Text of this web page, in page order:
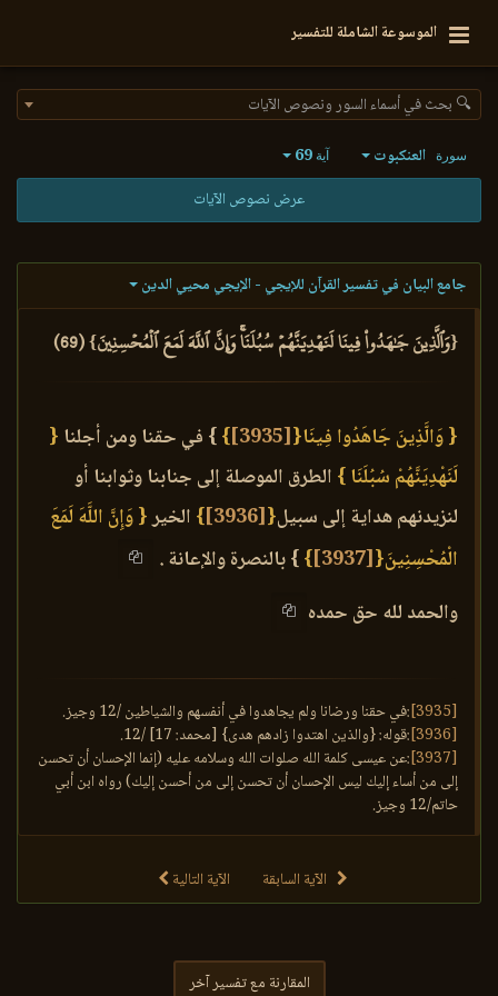
الموسوعة الشاملة للتفسير
🔍 بحث في أسماء السور ونصوص الآيات
سورة العنكبوت آية 69
عرض نصوص الآيات
جامع البيان في تفسير القرآن للإيجي - الإيجي محيي الدين
{وَٱلَّذِينَ جَٰهَدُواْ فِينَا لَنَهۡدِيَنَّهُمۡ سُبُلَنَاۚ وَإِنَّ ٱللَّهَ لَمَعَ ٱلۡمُحۡسِنِينَ} (69)
{ وَالَّذِينَ جَاهَدُوا فِينَا{[3935]
}} في حقنا ومن أجلنا {
لَنَهْدِيَنَّهُمْ سُبُلَنَا } الطرق الموصلة إلى جنابنا وثوابنا أو
لنزيدنهم هداية إلى سبيل{
[3936]
} الخير{ وَإِنَّ اللَّهَ لَمَعَ
الْمُحْسِنِينَ{[3937]
}} بالنصرة والإعانة .
والحمد لله حق حمده
[3935]
:في حقنا ورضانا ولم يجاهدوا في أنفسهم والشياطين /12 وجيز.
[3936]
:قوله: {والذين اهتدوا زادهم هدى} [محمد: 17] /12.
[3937]
:عن عيسى كلمة الله صلوات الله وسلامه عليه (إنما الإحسان أن تحسن
إلى من أساء إليك ليس الإحسان أن تحسن إلى من أحسن إليك) رواه ابن أبي
حاتم/12 وجيز.
الآية السابقة الآية التالية
المقارنة مع تفسير آخر